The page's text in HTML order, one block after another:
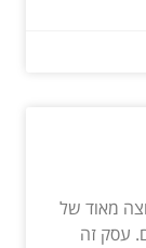
מאוד של
עסק זה